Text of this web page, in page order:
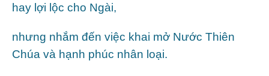
hay lợi lộc cho Ngài,
nhưng nhắm đến việc khai mở Nước Thiên
Chúa và hạnh phúc nhân loại.